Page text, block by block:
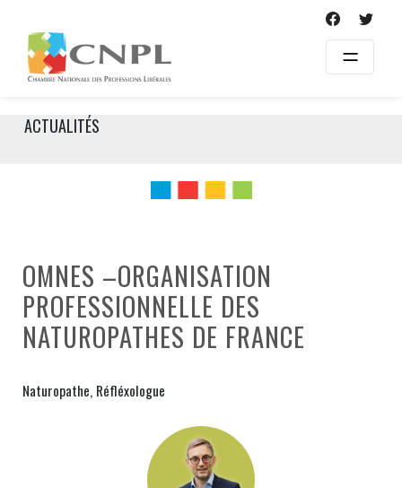
content
ACTUALITÉS
OMNES –ORGANISATION
PROFESSIONNELLE DES
NATUROPATHES DE FRANCE
Naturopathe, Réfléxologue